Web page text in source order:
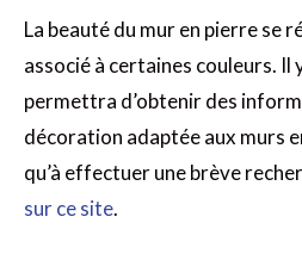
La beauté du mur en pierre se
associé à certaines couleurs. Il
permettra d’obtenir des
décoration adaptée aux murs
qu’à effectuer une brève
sur ce site.